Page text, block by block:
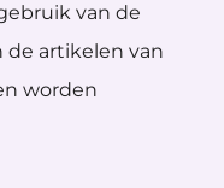
van de
de artikelen van
worden